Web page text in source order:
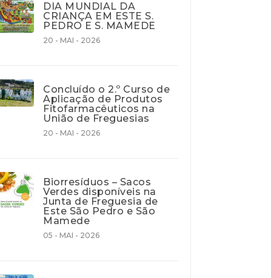
DIA MUNDIAL DA
CRIANÇA EM ESTE S.
PEDRO E S. MAMEDE
20 - MAI - 2026
Concluído o 2.º Curso de
Aplicação de Produtos
Fitofarmacêuticos na
União de Freguesias
20 - MAI - 2026
Biorresíduos – Sacos
Verdes disponíveis na
Junta de Freguesia de
Este São Pedro e São
Mamede
05 - MAI - 2026